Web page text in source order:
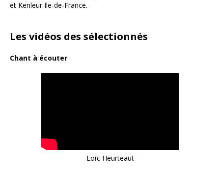
et Kenleur Ile-de-France.
Les vidéos des sélectionnés
Chant à écouter
Loïc Heurteaut